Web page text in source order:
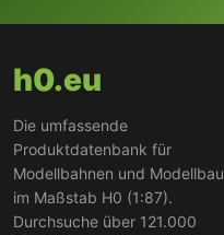
h0.eu
Die umfassende
Produktdatenbank für
Modellbahnen und Modellbau
im Maßstab H0 (1:87).
Durchsuche über 121.000